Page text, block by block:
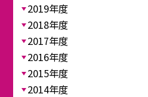
2019年度
2018年度
2017年度
2016年度
2015年度
2014年度